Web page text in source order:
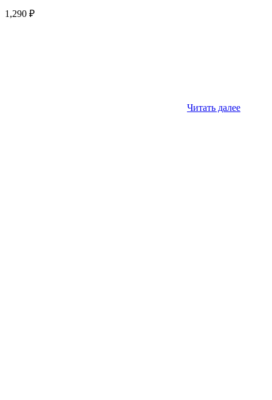
1,290 ₽
Читать далее